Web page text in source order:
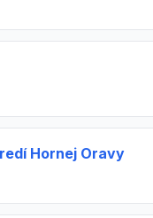
Hornej Oravy